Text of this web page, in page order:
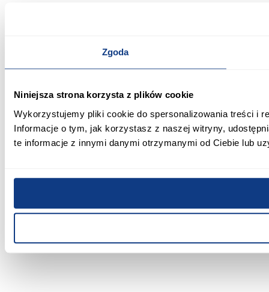
Zgoda
Niniejsza strona korzysta z plików cookie
Wykorzystujemy pliki cookie do spersonalizowania treści i
Informacje o tym, jak korzystasz z naszej witryny,
te informacje z innymi danymi otrzymanymi od Ciebie lub